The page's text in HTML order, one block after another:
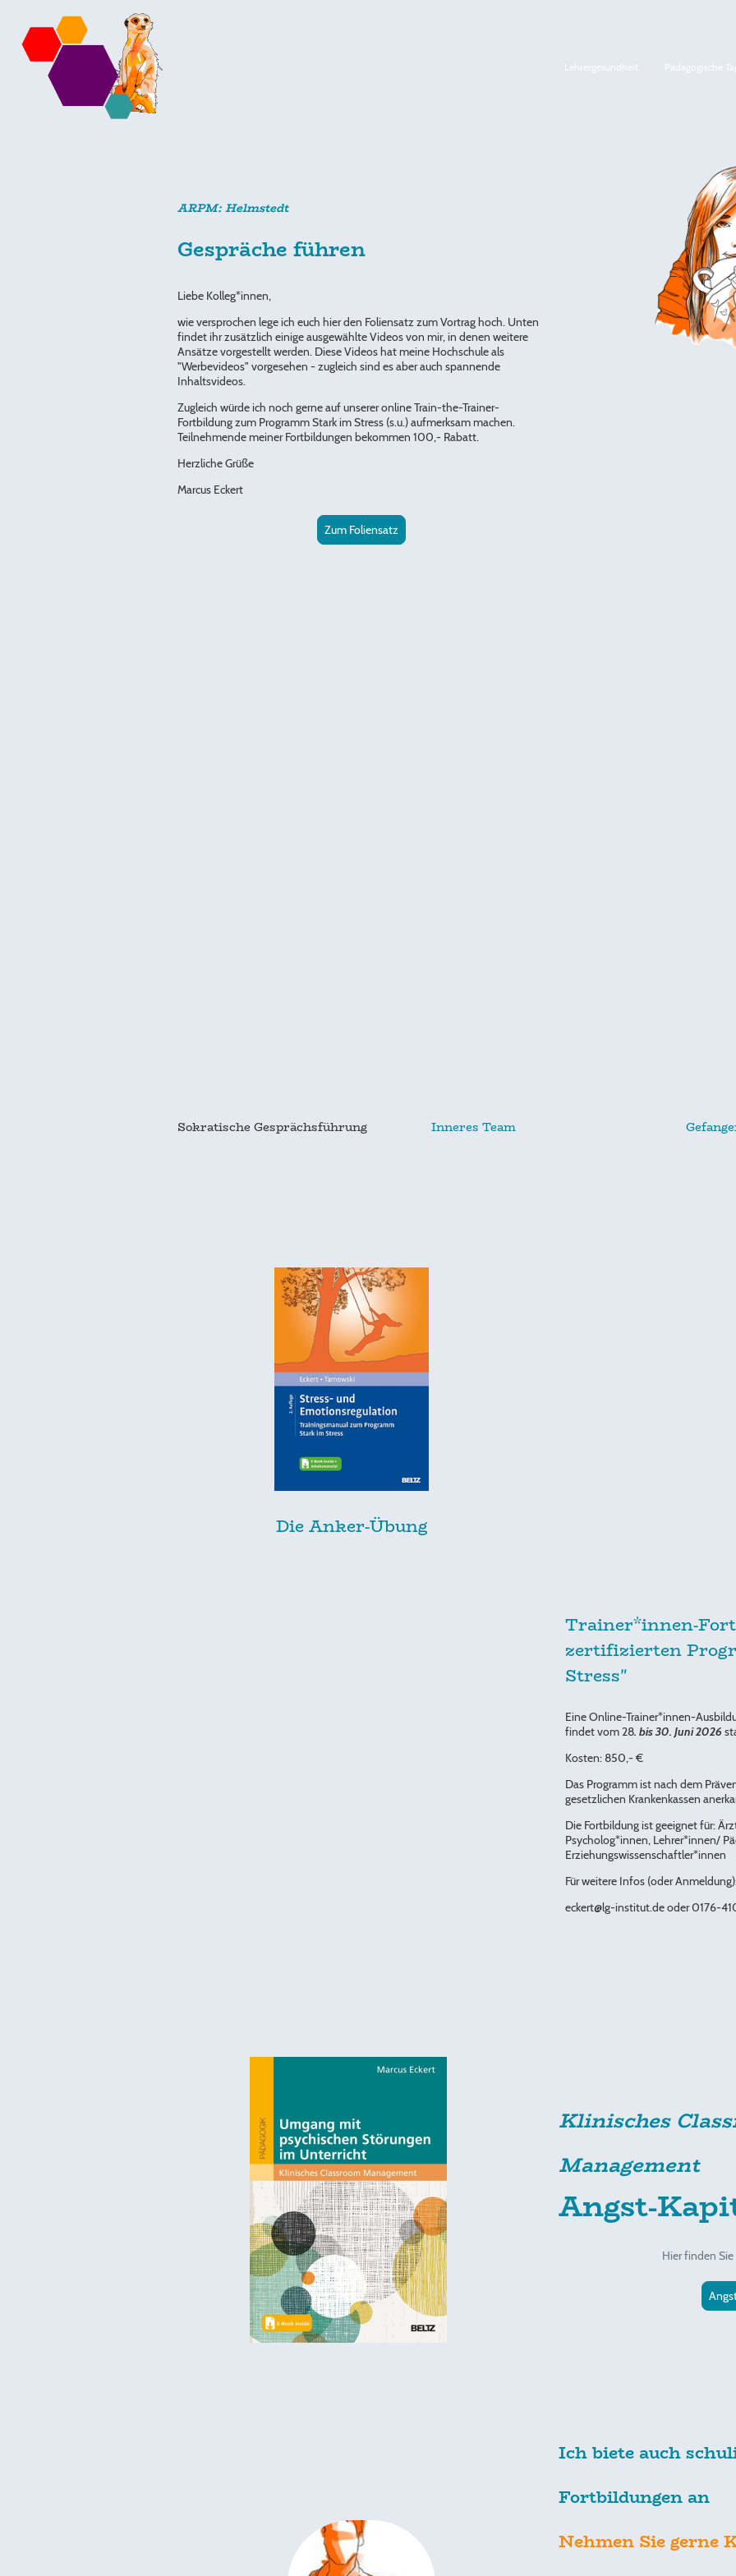
Lehrergesundheit Pädagogische
ARPM: Helmstedt
Gespräche führen
Liebe Kolleg*innen,
wie versprochen lege ich euch hier den Foliensatz zum Vortrag hoch. Unten
findet ihr zusätzlich einige ausgewählte Videos von mir, in denen weitere
Ansätze vorgestellt werden. Diese Videos hat meine Hochschule als
"Werbevideos" vorgesehen - zugleich sind es aber auch spannende
Inhaltsvideos.
Zugleich würde ich noch gerne auf unserer online Train-the-Trainer-
Fortbildung zum Programm Stark im Stress (s.u.) aufmerksam machen.
Teilnehmende meiner Fortbildungen bekommen 100,- Rabatt.
Herzliche Grüße
Marcus Eckert
Zum Foliensatz
Sokratische Gesprächsführung Inneres Team
Die Anker-Übung
Trainer*innen-
zertifizierten
Stress"
Eine Online-Trainer*innen-
findet vom 28. bis 30. Juni 2026
Kosten: 850,- €
Das Programm ist nach dem
gesetzlichen Krankenkassen
Die Fortbildung ist geeignet für:
Psycholog*innen, Lehrer*innen/
Erziehungswissenschaftler*innen
Für weitere Infos (oder
eckert@lg-institut.de oder 0176-
Klinisches
Management
Angst-
Hier finden
Ich biete auch
Fortbildungen an
Nehmen Sie gerne